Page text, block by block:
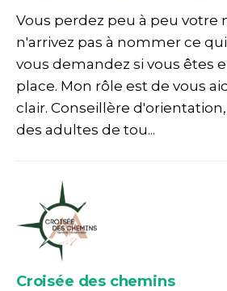
Vous perdez peu à peu votre
n'arrivez pas à nommer ce
vous demandez si vous êtes
place. Mon rôle est de vous
clair. Conseillère
des adultes de tou...
Croisée des chemins